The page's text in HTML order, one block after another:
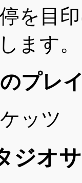
を目
ます。
プレ
ケッ
ジオ